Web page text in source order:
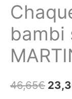
bambi
46,65€